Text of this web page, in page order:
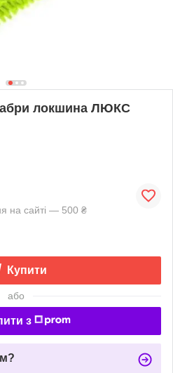
локшина ЛЮКС
на сайті — 500 ₴
Купити
або
з